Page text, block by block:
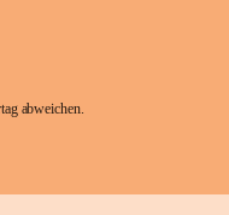
abweichen.